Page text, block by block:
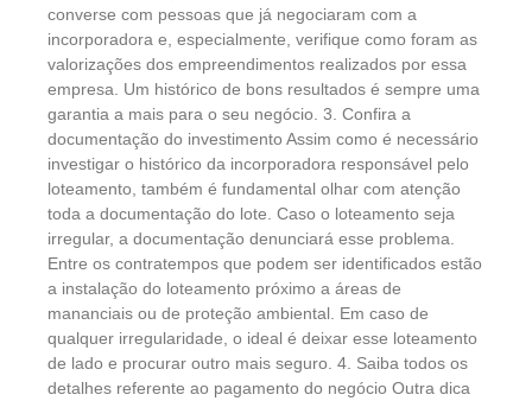
converse com pessoas que já negociaram com a
incorporadora e, especialmente, verifique como foram as
valorizações dos empreendimentos realizados por essa
empresa. Um histórico de bons resultados é sempre uma
garantia a mais para o seu negócio. 3. Confira a
documentação do investimento Assim como é necessário
investigar o histórico da incorporadora responsável pelo
loteamento, também é fundamental olhar com atenção
toda a documentação do lote. Caso o loteamento seja
irregular, a documentação denunciará esse problema.
Entre os contratempos que podem ser identificados estão
a instalação do loteamento próximo a áreas de
mananciais ou de proteção ambiental. Em caso de
qualquer irregularidade, o ideal é deixar esse loteamento
de lado e procurar outro mais seguro. 4. Saiba todos os
detalhes referente ao pagamento do negócio Outra dica